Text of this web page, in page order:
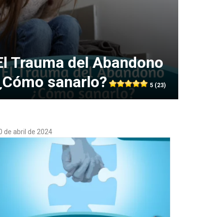
Trauma del Abandono
sanarlo?
5 (23)
de abril de 2024